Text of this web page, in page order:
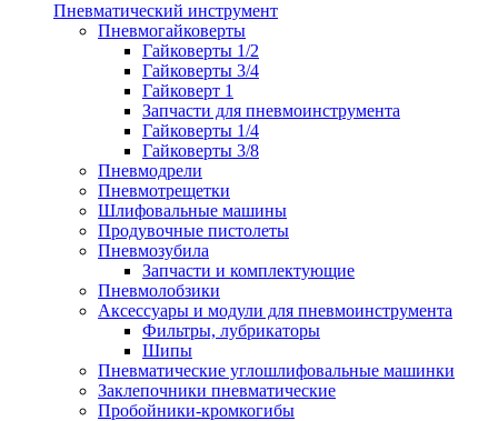
Пневматический инструмент
Пневмогайковерты
Гайковерты 1/2
Гайковерты 3/4
Гайковерт 1
Запчасти для пневмоинструмента
Гайковерты 1/4
Гайковерты 3/8
Пневмодрели
Пневмотрещетки
Шлифовальные машины
Продувочные пистолеты
Пневмозубила
Запчасти и комплектующие
Пневмолобзики
Аксессуары и модули для пневмоинструмента
Фильтры, лубрикаторы
Шипы
Пневматические углошлифовальные машинки
Заклепочники пневматические
Пробойники-кромкогибы